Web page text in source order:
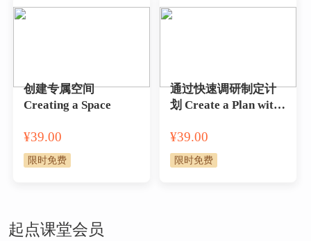
创建专属空间
Creating a Space
¥39.00
限时免费
通过快速调研制定计
划 Create a Plan with
¥39.00
限时免费
起点课堂会员